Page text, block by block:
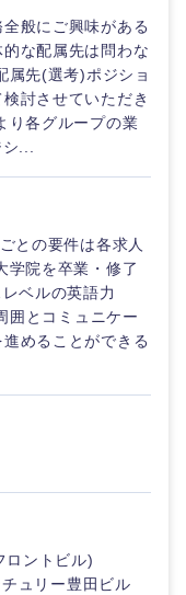
般にご興味がある
な配属先は問わな
先(選考)ポジショ
討させていただき
り各グループの業
...
との要件は各求人
学院を卒業・修了
ベルの英語力
囲とコミュニケー
めることができる
ロントビル)
ュリー豊田ビル